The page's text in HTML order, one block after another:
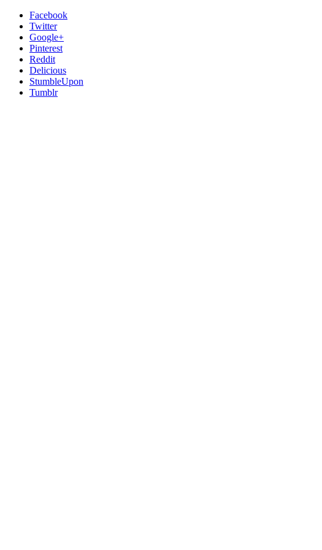
Facebook
Twitter
Google+
Pinterest
Reddit
Delicious
StumbleUpon
Tumblr